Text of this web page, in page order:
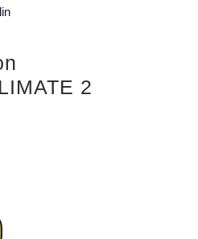
2
CROSSCLIMATE 2 205/55R17